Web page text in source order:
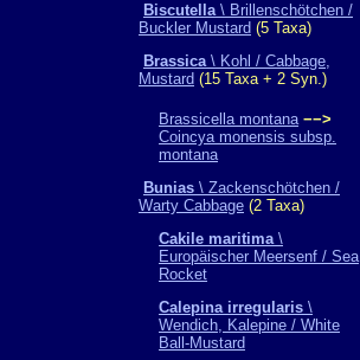
Biscutella\ Brillenschötchen /
Buckler Mustard (5 Taxa)
Brassica\ Kohl / Cabbage,
Mustard (15 Taxa + 2 Syn.)
Brassicella montana −−>
Coincya monensis subsp.
montana
Bunias \ Zackenschötchen /
Warty Cabbage (2 Taxa)
Cakile maritima\
Europäischer Meersenf / Sea
Rocket
Calepina irregularis \
Wendich, Kalepine / White
Ball-Mustard